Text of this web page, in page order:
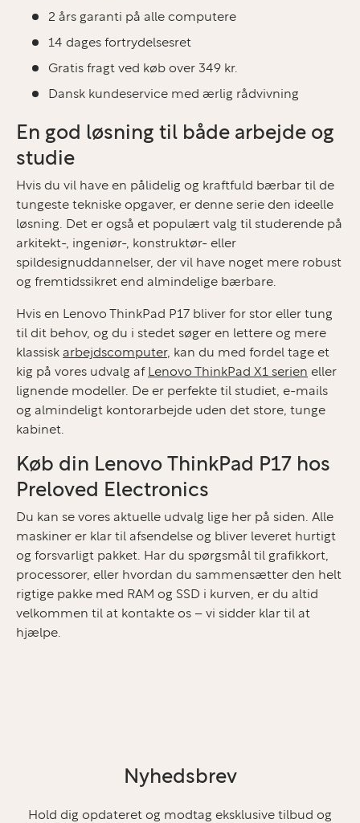
2 års garanti på alle computere
14 dages fortrydelsesret
Gratis fragt ved køb over 349 kr.
Dansk kundeservice med ærlig rådvivning
En god løsning til både arbejde og
studie
Hvis du vil have en pålidelig og kraftfuld bærbar til de
tungeste tekniske opgaver, er denne serie den ideelle
løsning. Det er også et populært valg til studerende på
arkitekt-, ingeniør-, konstruktør- eller
spildesignuddannelser, der vil have noget mere robust
og fremtidssikret end almindelige bærbare.
Hvis en Lenovo ThinkPad P17 bliver for stor eller tung
til dit behov, og du i stedet søger en lettere og mere
klassisk arbejdscomputer, kan du med fordel tage et
kig på vores udvalg af Lenovo ThinkPad X1 serien eller
lignende modeller. De er perfekte til studiet, e-mails
og almindeligt kontorarbejde uden det store, tunge
kabinet.
Køb din Lenovo ThinkPad P17 hos
Preloved Electronics
Du kan se vores aktuelle udvalg lige her på siden. Alle
maskiner er klar til afsendelse og bliver leveret hurtigt
og forsvarligt pakket. Har du spørgsmål til grafikkort,
processorer, eller hvordan du sammensætter den helt
rigtige pakke med RAM og SSD i kurven, er du altid
velkommen til at kontakte os – vi sidder klar til at
hjælpe.
Nyhedsbrev
Hold dig opdateret og modtag eksklusive tilbud og